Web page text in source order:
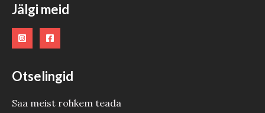
Jälgi meid
Otselingid
Saa meist rohkem teada